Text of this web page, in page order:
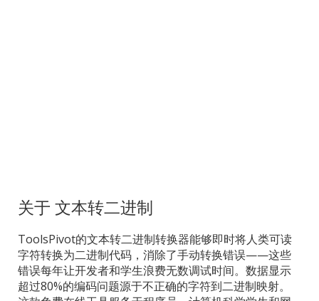
关于 文本转二进制
ToolsPivot的文本转二进制转换器能够即时将人类可读
字符转换为二进制代码，消除了手动转换错误——这些
错误每年让开发者和学生浪费无数调试时间。数据显示
超过80%的编码问题源于不正确的字符到二进制映射。